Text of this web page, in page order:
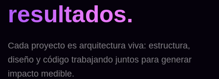
resultados.
Cada proyecto es arquitectura viva: estructura,
diseño y código trabajando juntos para generar
impacto medible.